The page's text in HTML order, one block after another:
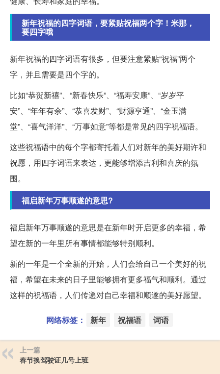
新年祝福的四字词语，要紧贴祝福两个字！米那，
要四字哦
新年祝福的四字词语有很多，但要注意紧贴“祝福”两个
字，并且需要是四个字的。
比如“恭贺新禧”、“新春快乐”、“福寿安康”、“岁岁平
安”、“年年有余”、“恭喜发财”、“财源亨通”、“金玉满
堂”、“喜气洋洋”、“万事如意”等都是常见的四字祝福语。
这些祝福语中的每个字都寄托着人们对新年的美好期许和
祝愿，用四字词语来表达，更能够增添吉利和喜庆的氛
围。
福启新年万事顺遂的意思?
福启新年万事顺遂的意思是在新年时开启更多的幸福，希
望在新的一年里所有事情都能够特别顺利。
新的一年是一个全新的开始，人们会给自己一个美好的祝
福，希望在未来的日子里能够拥有更多福气和顺利。通过
这样的祝福语，人们传递对自己幸福和顺遂的美好愿望。
网络标签： 新年 祝福语 词语
上一篇
春节换驾驶证几号上班